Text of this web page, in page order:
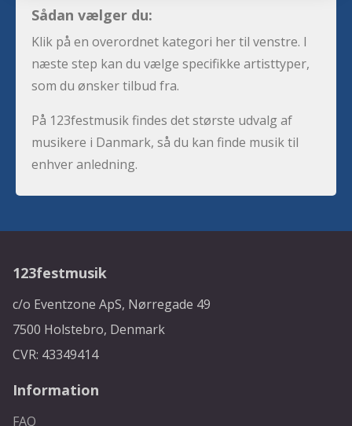
Sådan vælger du:
Klik på en overordnet kategori her til venstre. I
næste step kan du vælge specifikke artisttyper,
som du ønsker tilbud fra.
På 123festmusik findes det største udvalg af
musikere i Danmark, så du kan finde musik til
enhver anledning.
123festmusik
c/o Eventzone ApS, Nørregade 49
7500 Holstebro, Denmark
CVR: 43349414
Information
FAQ